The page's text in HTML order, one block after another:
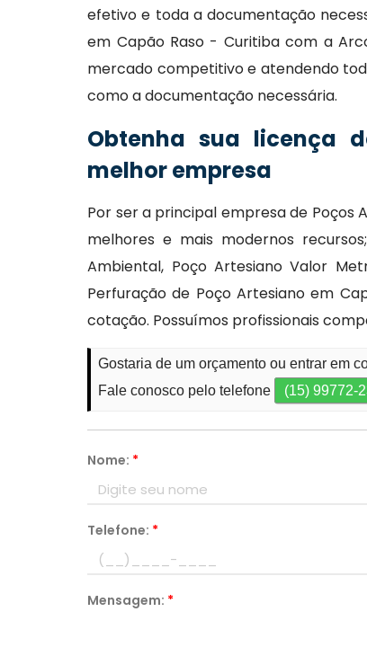
efetivo e toda a documentação
em Capão Raso - Curitiba com a
mercado competitivo e atendendo
como a documentação necessária.
Obtenha sua licença
melhor empresa
Por ser a principal empresa de Poços
melhores e mais modernos
Ambiental, Poço Artesiano Valor
Perfuração de Poço Artesiano em
cotação. Possuímos profissionais
Gostaria de um orçamento ou entrar em
Fale conosco pelo telefone
(15) 99772-
Nome: *
Telefone: *
Mensagem: *